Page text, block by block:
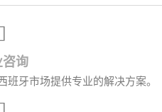
询
班牙市场提供专业的解决方案。